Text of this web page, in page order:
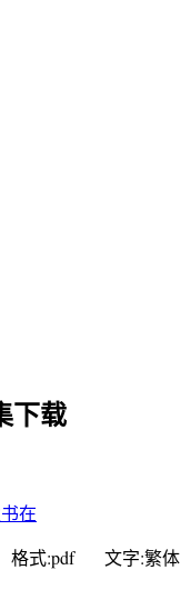
下载
格式:pdf 文字:繁体